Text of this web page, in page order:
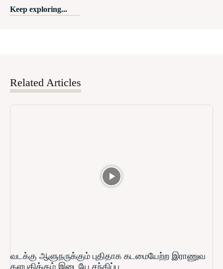
Keep exploring...
Related Articles
வடக்கு ஆளுநருக்கும் புதிதாக கடமையேற்ற இராணுவ
தளபதிக்கும் இடையே சந்திப்பு